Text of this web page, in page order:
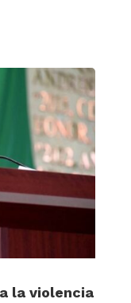
la violencia